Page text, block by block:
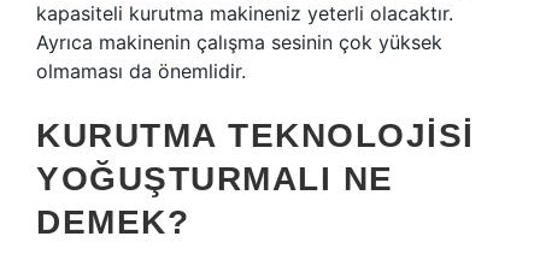
kapasiteli kurutma makineniz yeterli olacaktır.
Ayrıca makinenin çalışma sesinin çok yüksek
olmaması da önemlidir.
KURUTMA TEKNOLOJISI
YOĞUŞTURMALI NE
DEMEK?